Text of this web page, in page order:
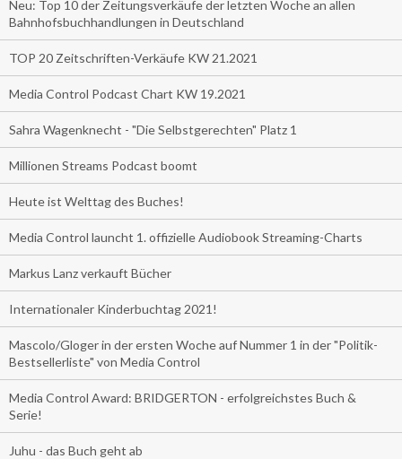
Neu: Top 10 der Zeitungsverkäufe der letzten Woche an allen
Bahnhofsbuchhandlungen in Deutschland
TOP 20 Zeitschriften-Verkäufe KW 21.2021
Media Control Podcast Chart KW 19.2021
Sahra Wagenknecht - "Die Selbstgerechten" Platz 1
Millionen Streams Podcast boomt
Heute ist Welttag des Buches!
Media Control launcht 1. offizielle Audiobook Streaming-Charts
Markus Lanz verkauft Bücher
Internationaler Kinderbuchtag 2021!
Mascolo/Gloger in der ersten Woche auf Nummer 1 in der "Politik-
Bestsellerliste" von Media Control
Media Control Award: BRIDGERTON - erfolgreichstes Buch &
Serie!
Juhu - das Buch geht ab